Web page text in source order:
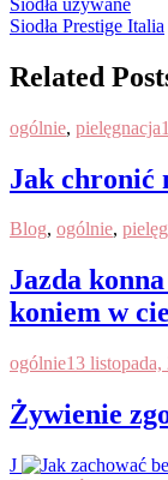
Siodła Prestige Italia
Related
ogólnie, pielęgnacja
Jak chronić
Blog, ogólnie,
Jazda
koniem w
ogólnie13 listopada,
Żywienie
J